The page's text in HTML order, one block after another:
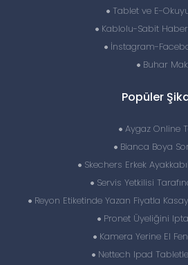
Tablet ve E-
Kablolu-Sabit
İnstagram-
Buhar
Popüler
Aygaz Online
Bianca Boya
Skechers Erkek
Servis Yetkilisi
Reyon Etiketinde Yazan Fiyatla
Pronet Üyeliğini
Kamera Yerine El
Nettech Ipad